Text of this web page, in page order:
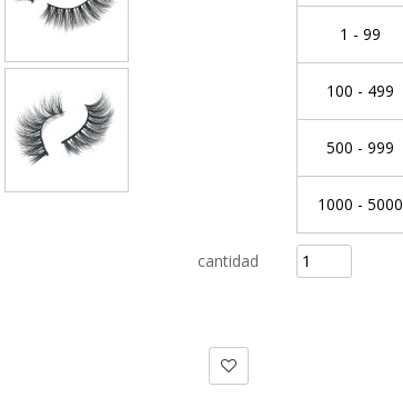
1 - 99
100 - 499
500 - 999
1000 - 5000
cantidad